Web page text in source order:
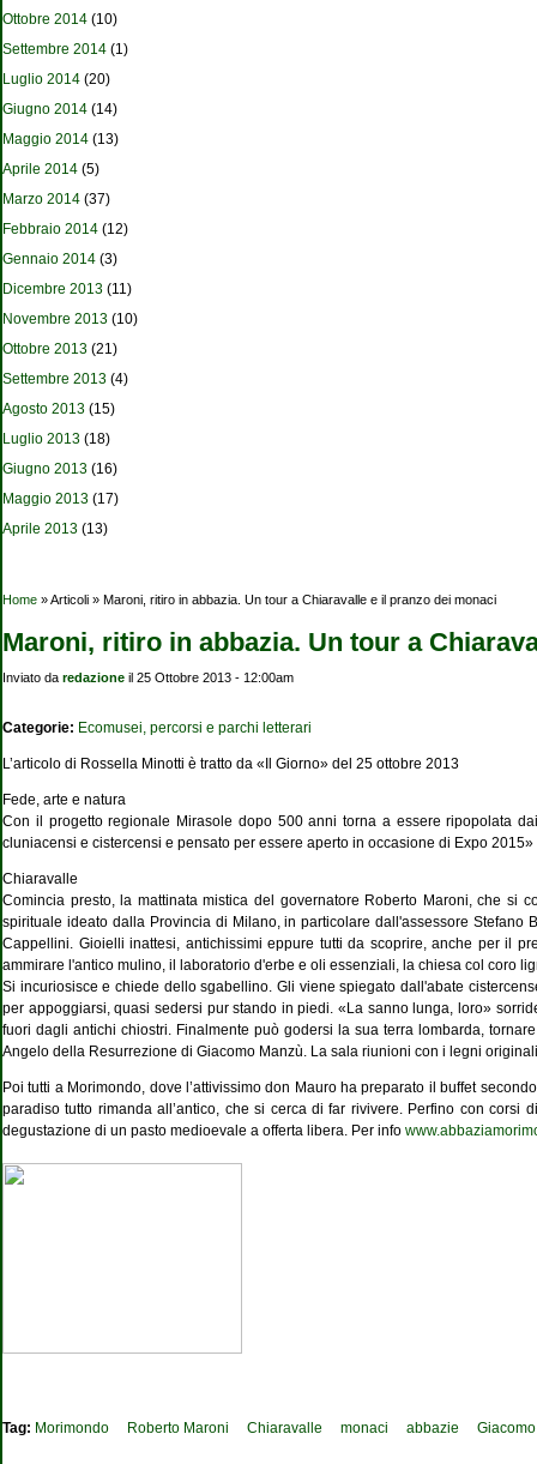
Ottobre 2014 (10)
Settembre 2014 (1)
Luglio 2014 (20)
Giugno 2014 (14)
Maggio 2014 (13)
Aprile 2014 (5)
Marzo 2014 (37)
Febbraio 2014 (12)
Gennaio 2014 (3)
Dicembre 2013 (11)
Novembre 2013 (10)
Ottobre 2013 (21)
Settembre 2013 (4)
Agosto 2013 (15)
Luglio 2013 (18)
Giugno 2013 (16)
Maggio 2013 (17)
Aprile 2013 (13)
Tu sei qui
Home » Articoli » Maroni, ritiro in abbazia. Un tour a Chiaravalle e il pranzo dei monaci
Maroni, ritiro in abbazia. Un tour a
Inviato da redazione il 25 Ottobre 2013 - 12:00am
Categorie: Ecomusei, percorsi e parchi letterari
L’articolo di Rossella Minotti è tratto da «Il Giorno» del 25 ottobre 2013
Fede, arte e natura
Con il progetto regionale Mirasole dopo 500 anni torna a essere ripopolata
cluniacensi e cistercensi e pensato per essere aperto in occasione di Expo
Chiaravalle
Comincia presto, la mattinata mistica del governatore Roberto Maroni, che si
spirituale ideato dalla Provincia di Milano, in particolare dall'assessore
Cappellini. Gioielli inattesi, antichissimi eppure tutti da scoprire, anche per il
ammirare l'antico mulino, il laboratorio d'erbe e oli essenziali, la chiesa col coro
Si incuriosisce e chiede dello sgabellino. Gli viene spiegato dall'abate
per appoggiarsi, quasi sedersi pur stando in piedi. «La sannolunga, loro»
fuori dagli antichi chiostri. Finalmente può godersi la sua terra lombarda,
Angelo della Resurrezione di Giacomo Manzù. La sala riunioni con i legni
Poi tutti a Morimondo, dove l’attivissimo don Mauro ha preparato il buffet
paradiso tutto rimanda all’antico, che si cerca di far rivivere. Perfino con
degustazione di un pasto medioevale a offerta libera. Per info
Tag: Morimondo Roberto Maroni Chiaravalle monaci abbazie